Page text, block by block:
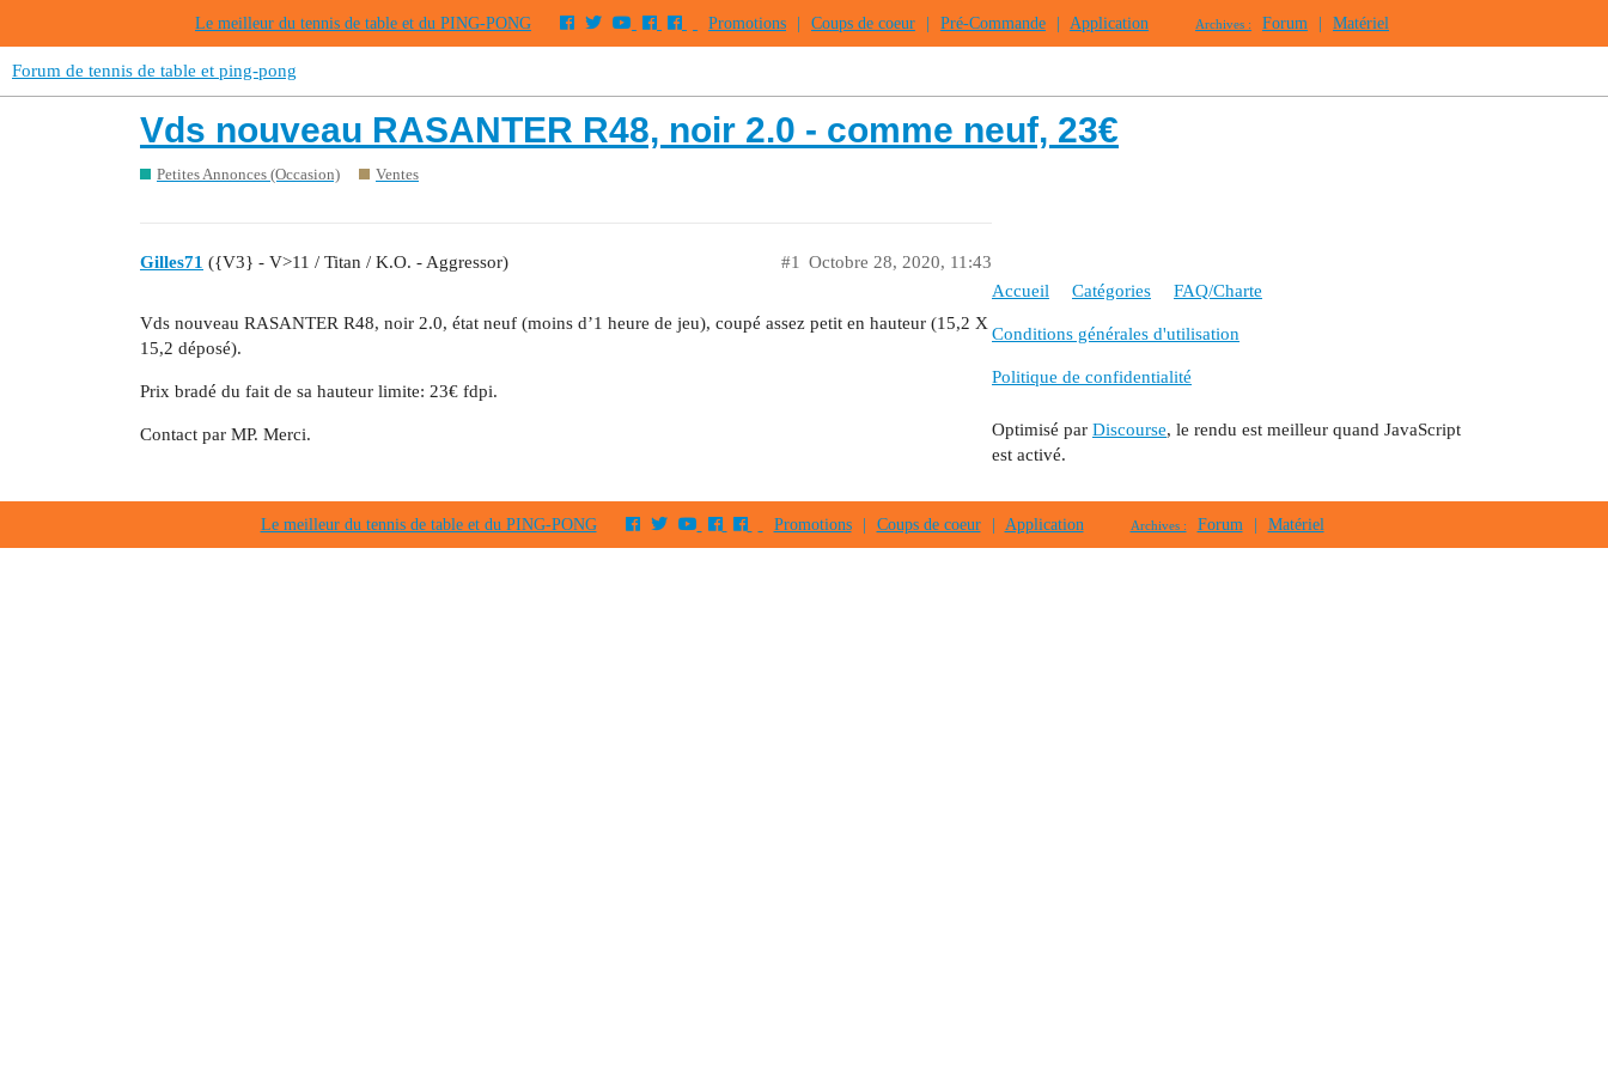
Le meilleur du tennis de table et du PING-PONG Promotions Coups de coeur Pré-Commande Application Archives : Forum Matériel
Forum de tennis de table et ping-pong
Vds nouveau RASANTER R48, noir 2.0 - comme neuf, 23€
Petites Annonces (Occasion) Ventes
Gilles71 ({V3} - V>11 / Titan / K.O. - Aggressor) Octobre 28, 2020, 11:43
#1
Vds nouveau RASANTER R48, noir 2.0, état neuf (moins d’1 heure de jeu), coupé assez petit en hauteur (15,2 X
15,2 déposé).
Prix bradé du fait de sa hauteur limite: 23€ fdpi.
Contact par MP. Merci.
Accueil Catégories FAQ/Charte
Conditions générales d'utilisation
Politique de confidentialité
Optimisé par Discourse, le rendu est meilleur quand JavaScript
est activé.
Le meilleur du tennis de table et du PING-PONG Promotions Coups de coeur Application Archives : Forum Matériel